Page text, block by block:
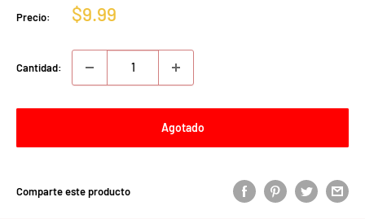
Precio:
Precio
venta
$9.99
Cantidad:
Agotado
Comparte este producto